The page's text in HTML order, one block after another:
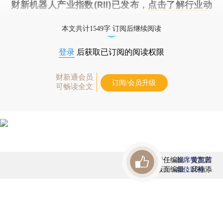
财新机器人产业指数(RII)已发布， 点击了解行业动
本文共计1549字 订阅后继续阅读
登录 后获取已订阅的阅读权限
财新通会员
可畅读全文
订阅/会员升级
责任编辑：黄凯茜
版面编辑：邱楠添
首席赞赏官
虚位以待